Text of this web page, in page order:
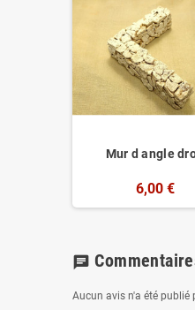
Mur d angle
6,00 €
chat
Aucun avis n'a été publié